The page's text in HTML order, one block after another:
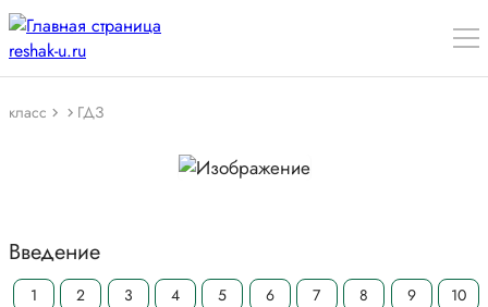
класс ГДЗ
Введение
1 2 3 4 5 6 7 8 9
10